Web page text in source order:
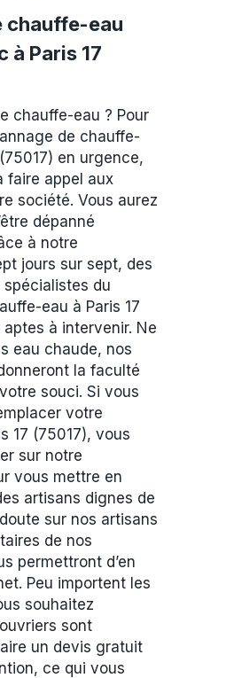
chauffe-eau
à Paris 17
chauffe-eau ? Pour
de chauffe-
en urgence,
faire appel aux
société. Vous aurez
dépanné
à notre
jours sur sept, des
du
eau à Paris 17
aptes à intervenir. Ne
eau chaude, nos
la faculté
souci. Si vous
votre
17 (75017), vous
sur notre
vous mettre en
artisans dignes de
sur nos artisans
de nos
permettront d’en
Peu importent les
souhaitez
sont
un devis gratuit
ce qui vous